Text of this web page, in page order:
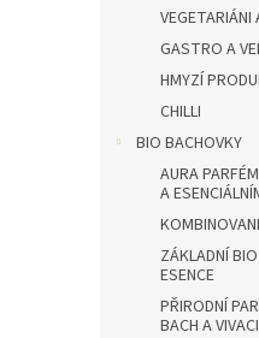
VEGETARIÁNI
GASTRO A
HMYZÍ
CHILLI
BIO BACHOVKY
AURA
A
ZÁKLADNÍ
ESENCE
PŘIRODNÍ
BACH A